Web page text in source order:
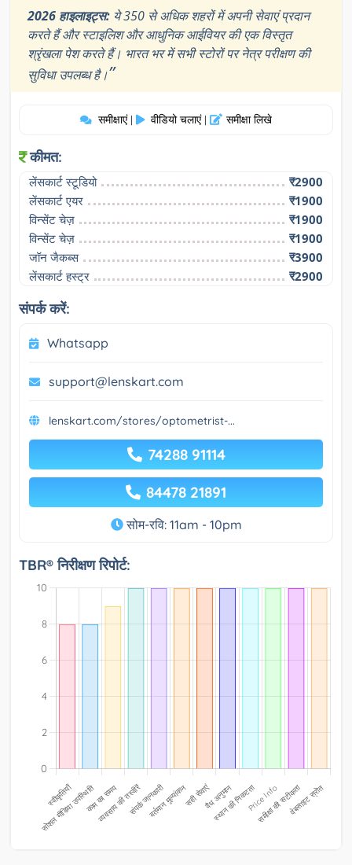
2026 हाइलाइट्स: ये 350 से अधिक शहरों में अपनी सेवाएं प्रदान
करते हैं और स्टाइलिश और आधुनिक आईवियर की एक विस्तृत
श्रृंखला पेश करते हैं। भारत भर में सभी स्टोरों पर नेत्र परीक्षण की
सुविधा उपलब्ध है।”
समीक्षाएं | वीडियो चलाएं | समीक्षा लिखे
कीमत:
लेंसकार्ट स्टूडियो
₹2900
लेंसकार्ट एयर
₹1900
विन्सेंट चेज़
₹1900
विन्सेंट चेज़
₹1900
जॉन जैकब्स
₹3900
लेंसकार्ट हस्ट्र
₹2900
संपर्क करें:
Whatsapp
support@lenskart.com
lenskart.com/stores/optometrist-...
74288 91114
84478 21891
सोम-रवि: 11am - 10pm
TBR® निरीक्षण रिपोर्ट: